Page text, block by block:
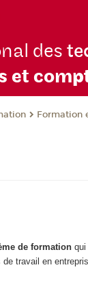
des
et com
Formation
de formationqui
travail en